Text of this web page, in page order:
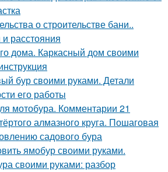
о строительстве бани..
расстояния
дома. Каркасный дом своими
бур своими руками. Детали
его работы
мотобура. Комментарии 21
алмазного круга. Пошаговая
садового бура
ямобур своими руками.
своими руками: разбор